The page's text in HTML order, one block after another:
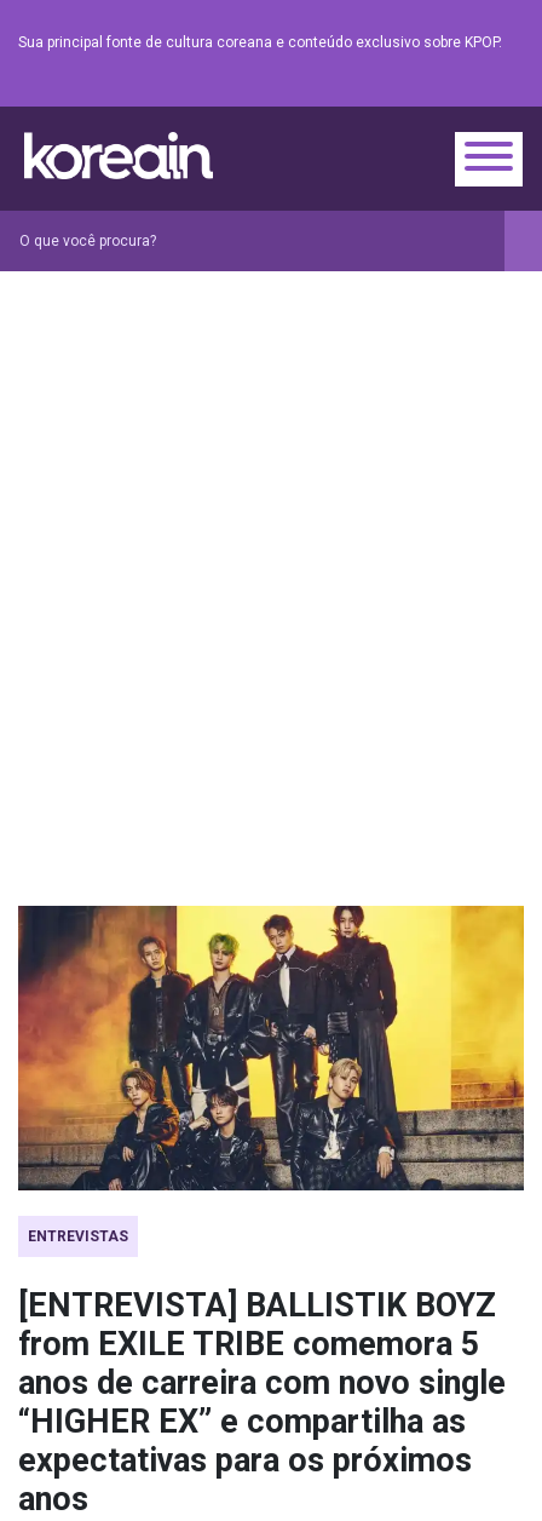
Sua principal fonte de cultura coreana e conteúdo exclusivo sobre KPOP.
ENTREVISTAS
[ENTREVISTA] BALLISTIK BOYZ
from EXILE TRIBE comemora 5
anos de carreira com novo single
“HIGHER EX” e compartilha as
expectativas para os próximos
anos